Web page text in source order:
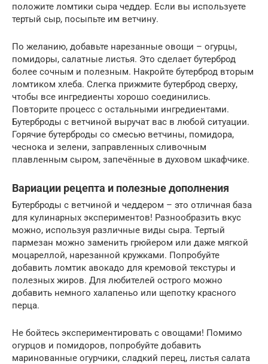
положите ломтики сыра чеддер. Если вы используете
тертый сыр, посыпьте им ветчину.
По желанию, добавьте нарезанные овощи – огурцы,
помидоры, салатные листья. Это сделает бутерброд
более сочным и полезным. Накройте бутерброд вторым
ломтиком хлеба. Слегка прижмите бутерброд сверху,
чтобы все ингредиенты хорошо соединились.
Повторите процесс с остальными ингредиентами.
Бутерброды с ветчиной выручат вас в любой ситуации.
Горячие бутерброды со смесью ветчины, помидора,
чеснока и зелени, заправленных сливочным
плавленным сыром, запечённые в духовом шкафчике.
Вариации рецепта и полезные дополнения
Бутерброды с ветчиной и чеддером – это отличная база
для кулинарных экспериментов! Разнообразить вкус
можно, используя различные виды сыра. Тертый
пармезан можно заменить грюйером или даже мягкой
моцареллой, нарезанной кружками. Попробуйте
добавить ломтик авокадо для кремовой текстуры и
полезных жиров. Для любителей острого можно
добавить немного халапеньо или щепотку красного
перца.
Не бойтесь экспериментировать с овощами! Помимо
огурцов и помидоров, попробуйте добавить
маринованные огурчики, сладкий перец, листья салата